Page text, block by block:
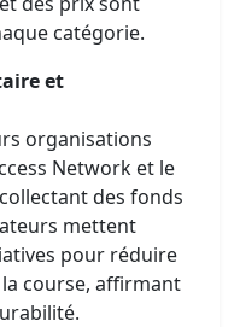
catégorie.
et
organisations
Network et le
des fonds
mettent
pour réduire
course, affirmant